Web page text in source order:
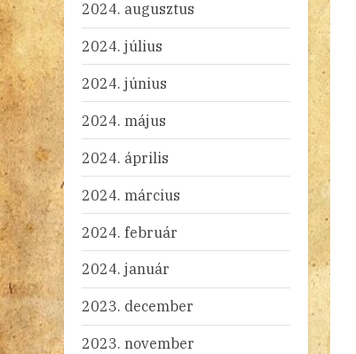
2024. augusztus
2024. július
2024. június
2024. május
2024. április
2024. március
2024. február
2024. január
2023. december
2023. november